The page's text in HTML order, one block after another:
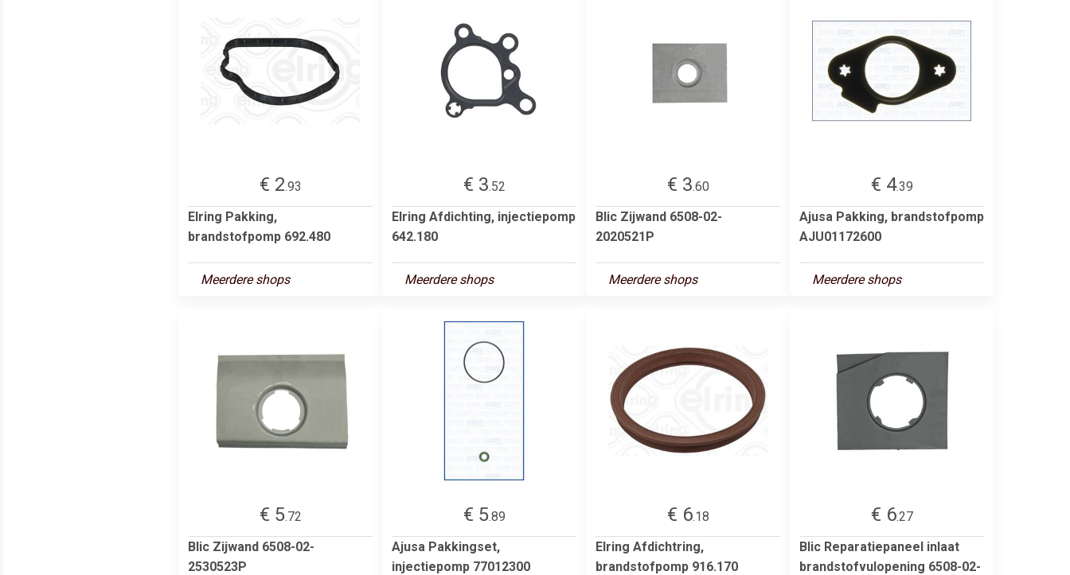
€ 2.93
Elring Pakking,
brandstofpomp 692.480
Meerdere shops
€ 3.52
Elring Afdichting, injectiepomp
642.180
Meerdere shops
€ 3.60
Blic Zijwand 6508-02-
2020521P
Meerdere shops
€ 4.39
Ajusa Pakking, brandstofpomp
AJU01172600
Meerdere shops
€ 5.72
Blic Zijwand 6508-02-
2530523P
€ 5.89
Ajusa Pakkingset,
injectiepomp 77012300
€ 6.18
Elring Afdichtring,
brandstofpomp 916.170
€ 6.27
Blic Reparatiepaneel inlaat
brandstofvulopening 6508-02-